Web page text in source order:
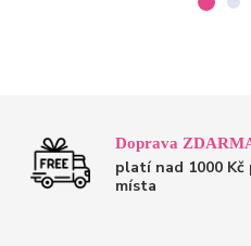
Doprava
platí nad 1000 Kč
místa